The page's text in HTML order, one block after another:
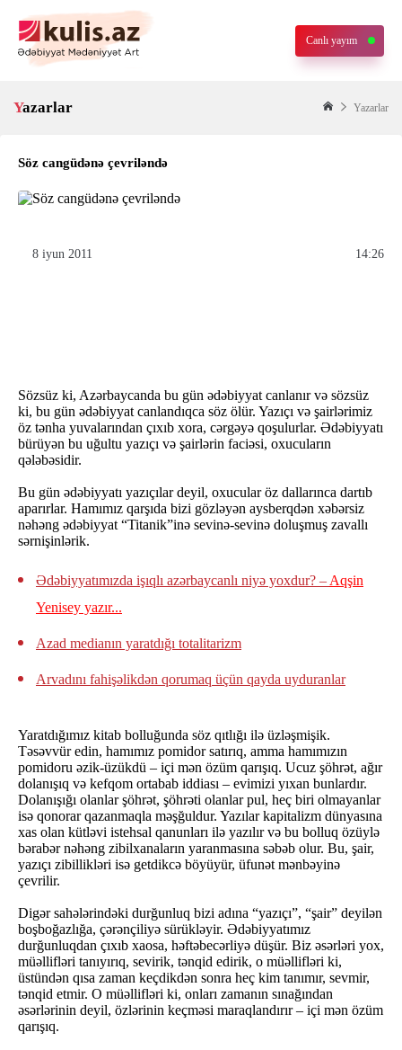
Canlı yayım
Yazarlar Yazarlar
Söz cangüdənə çevriləndə
8 iyun 2011 14:26
Sözsüz ki, Azərbaycanda bu gün ədəbiyyat canlanır və sözsüz
ki, bu gün ədəbiyyat canlandıqca söz ölür. Yazıçı və şairlərimiz
öz tənha yuvalarından çıxıb xora, cərgəyə qoşulurlar. Ədəbiyyatı
bürüyən bu uğultu yazıçı və şairlərin faciəsi, oxucuların
qələbəsidir.
Bu gün ədəbiyyatı yazıçılar deyil, oxucular öz dallarınca dartıb
aparırlar. Hamımız qarşıda bizi gözləyən aysberqdən xəbərsiz
nəhəng ədəbiyyat “Titanik”inə sevinə-sevinə doluşmuş zavallı
sərnişinlərik.
Ədəbiyyatımızda işıqlı azərbaycanlı niyə yoxdur? – Aqşin
Yenisey yazır...
Azad medianın yaratdığı totalitarizm
Arvadını fahişəlikdən qorumaq üçün qayda uyduranlar
Yaratdığımız kitab bolluğunda söz qıtlığı ilə üzləşmişik.
Təsəvvür edin, hamımız pomidor satırıq, amma hamımızın
pomidoru əzik-üzükdü – içi mən özüm qarışıq. Ucuz şöhrət, ağır
dolanışıq və kefqom ortabab iddiası – evimizi yıxan bunlardır.
Dolanışığı olanlar şöhrət, şöhrəti olanlar pul, heç biri olmayanlar
isə qonorar qazanmaqla məşğuldur. Yazılar kapitalizm dünyasına
xas olan kütləvi istehsal qanunları ilə yazılır və bu bolluq özüylə
bərabər nəhəng zibilxanaların yaranmasına səbəb olur. Bu, şair,
yazıçı zibillikləri isə getdikcə böyüyür, üfunət mənbəyinə
çevrilir.
Digər sahələrindəki durğunluq bizi adına “yazıçı”, “şair” deyilən
boşboğazlığa, çərənçiliyə sürükləyir. Ədəbiyyatımız
durğunluqdan çıxıb xaosa, həftəbecərliyə düşür. Biz əsərləri yox,
müəllifləri tanıyırıq, sevirik, tənqid edirik, o müəllifləri ki,
üstündən qısa zaman keçdikdən sonra heç kim tanımır, sevmir,
tənqid etmir. O müəllifləri ki, onları zamanın sınağından
əsərlərinin deyil, özlərinin keçməsi maraqlandırır – içi mən özüm
qarışıq.